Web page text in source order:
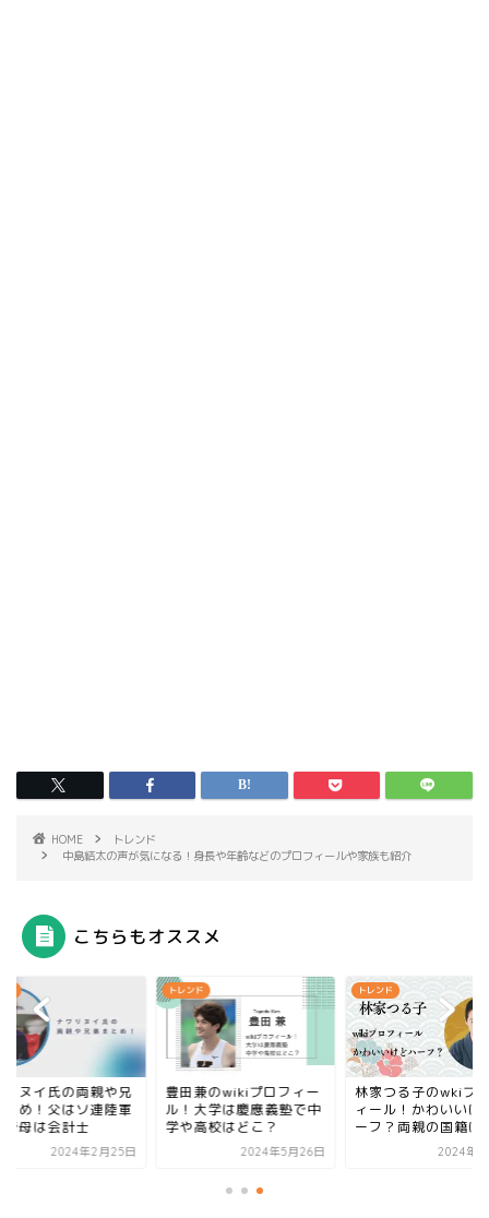
HOME
トレンド
中島結太の声が気になる！身長や年齢などのプロフィールや家族も紹介
こちらもオススメ
リヌイ氏の両親や兄
とめ！父はソ連陸軍
で母は会計士
2024年2月25日
トレンド
豊田兼のwikiプロフィー
ル！大学は慶應義塾で中
学や高校はどこ？
2024年5月26日
トレンド
林家つる子のwkiプ
ィール！かわいいけ
ーフ？両親の国籍は
2024年4